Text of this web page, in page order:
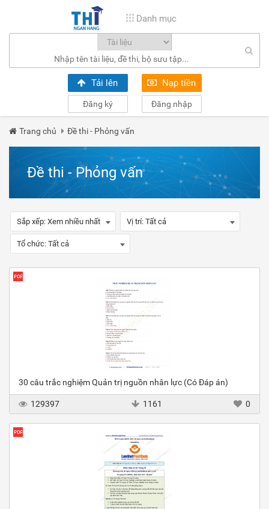
Danh mục
Tải lên Nạp tiền
Đăng ký Đăng nhập
Trang chủ Đề thi - Phỏng vấn
Đề thi - Phỏng vấn
Sắp xếp: Xem nhiều nhất Vị trí: Tất cả
Tổ chức: Tất cả
30 câu trắc nghiệm Quản trị nguồn nhân lực (Có Đáp án)
129397 1161 0